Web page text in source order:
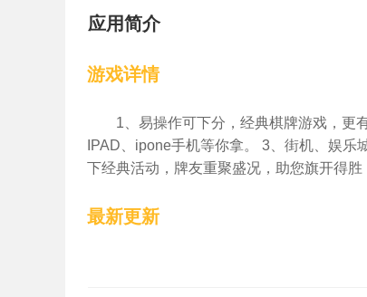
应用简介
游戏详情
1、易操作可下分，经典棋牌游戏，更
IPAD、ipone手机等你拿。 3、街机、娱乐
下经典活动，牌友重聚盛况，助您旗开得胜
最新更新